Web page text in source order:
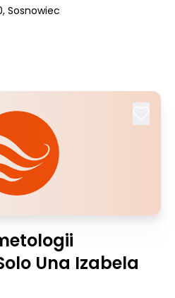
, Sosnowiec
Una Izabela